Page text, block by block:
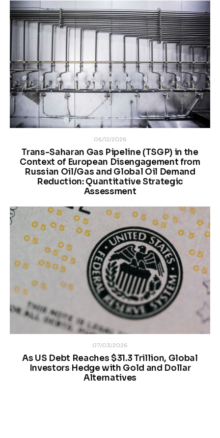
06/12/2026
Trans-Saharan Gas Pipeline (TSGP) in the
Context of European Disengagement from
Russian Oil/Gas and Global Oil Demand
Reduction: Quantitative Strategic
Assessment
07/03/2026
As US Debt Reaches $31.3 Trillion, Global
Investors Hedge with Gold and Dollar
Alternatives